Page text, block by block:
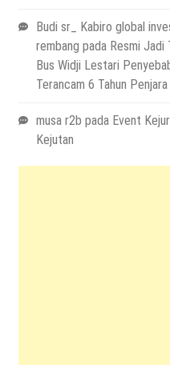
Budi sr_ Kabiro global
rembang pada Resmi Jadi
Bus Widji Lestari
Terancam 6 Tahun Penjara
musa r2b pada Event
Kejutan